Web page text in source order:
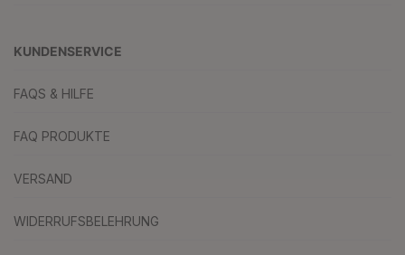
KUNDENSERVICE
FAQS & HILFE
FAQ PRODUKTE
VERSAND
WIDERRUFSBELEHRUNG